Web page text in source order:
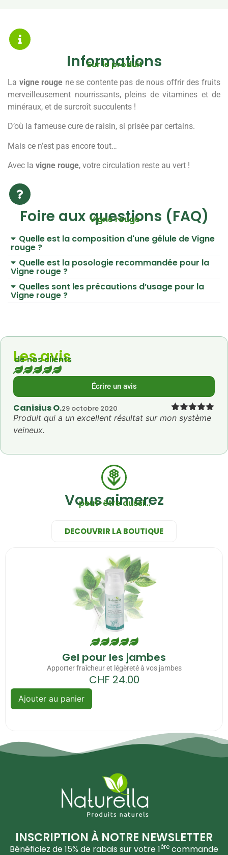
Informations
Sur le produit
La vigne rouge ne se contente pas de nous offrir des fruits
merveilleusement nourrissants, pleins de vitamines et de
minéraux, et de surcroît succulents !
D’où la fameuse cure de raisin, si prisée par certains.
Mais ce n’est pas encore tout…
Avec la vigne rouge, votre circulation reste au vert !
Foire aux questions (FAQ)
Vigne rouge
Quelle est la composition d'une gélule de Vigne
rouge ?
Quelle est la posologie recommandée pour la
Vigne rouge ?
Quelles sont les précautions d’usage pour la
Vigne rouge ?
Les avis
de nos clients
Écrire un avis
Note5sur
Canisius O.29 octobre 2020
Produit qui a un excellent résultat sur mon système
veineux.
Vous aimerez
peut-être aussi…
DECOUVRIR LA BOUTIQUE
Gel pour les jambes
Apporter fraîcheur et légèreté à vos jambes
CHF 24.00
Ajouter au panier
INSCRIPTION À NOTRE NEWSLETTER
Bénéficiez de 15% de rabais sur votre 1ère commande